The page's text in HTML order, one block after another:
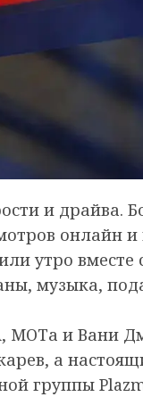
и драйва.
онлайн и
утро вместе
музыка,
МОТа и Вани
а
группы